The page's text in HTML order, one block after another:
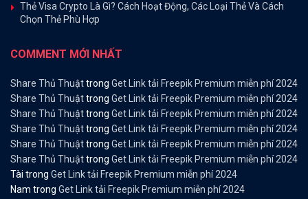
Thẻ Visa Crypto Là Gì? Cách Hoạt Động, Các Loại Thẻ Và Cách
Chọn Thẻ Phù Hợp
COMMENT MỚI NHẤT
Share Thủ Thuậttrong Get Link tải Freepik Premium miễn phí 2024
Share Thủ Thuậttrong Get Link tải Freepik Premium miễn phí 2024
Share Thủ Thuậttrong Get Link tải Freepik Premium miễn phí 2024
Share Thủ Thuậttrong Get Link tải Freepik Premium miễn phí 2024
Share Thủ Thuậttrong Get Link tải Freepik Premium miễn phí 2024
Share Thủ Thuậttrong Get Link tải Freepik Premium miễn phí 2024
Tài trong Get Link tải Freepik Premium miễn phí 2024
Nam trong Get Link tải Freepik Premium miễn phí 2024